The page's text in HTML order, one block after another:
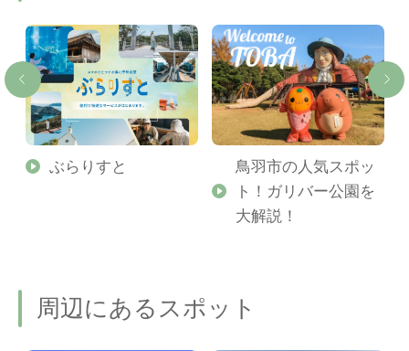
ぶらりすと
鳥羽市の人気スポッ
ト！ガリバー公園を
大解説！
周辺にあるスポット